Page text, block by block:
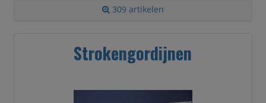
309 artikelen
Strokengordijnen